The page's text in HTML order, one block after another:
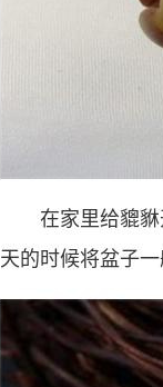
在家里给貔
天的时候将盆子